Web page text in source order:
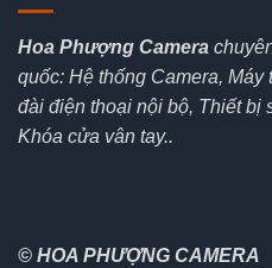
Hoa Phượng Camera
quốc: Hệ thống Camera,
đài điện thoại nội bộ, Thiết bị
Khóa cửa vân tay..
© HOA PHƯỢNG CAMERA